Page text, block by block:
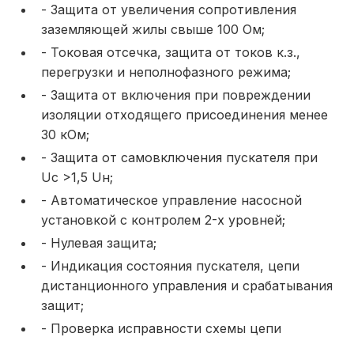
- Защита от увеличения сопротивления
заземляющей жилы свыше 100 Ом;
- Токовая отсечка, защита от токов к.з.,
перегрузки и неполнофазного режима;
- Защита от включения при повреждении
изоляции отходящего присоединения менее
30 кОм;
- Защита от самовключения пускателя при
Uc >1,5 Uн;
- Автоматическое управление насосной
установкой с контролем 2-х уровней;
- Нулевая защита;
- Индикация состояния пускателя, цепи
дистанционного управления и срабатывания
защит;
- Проверка исправности схемы цепи